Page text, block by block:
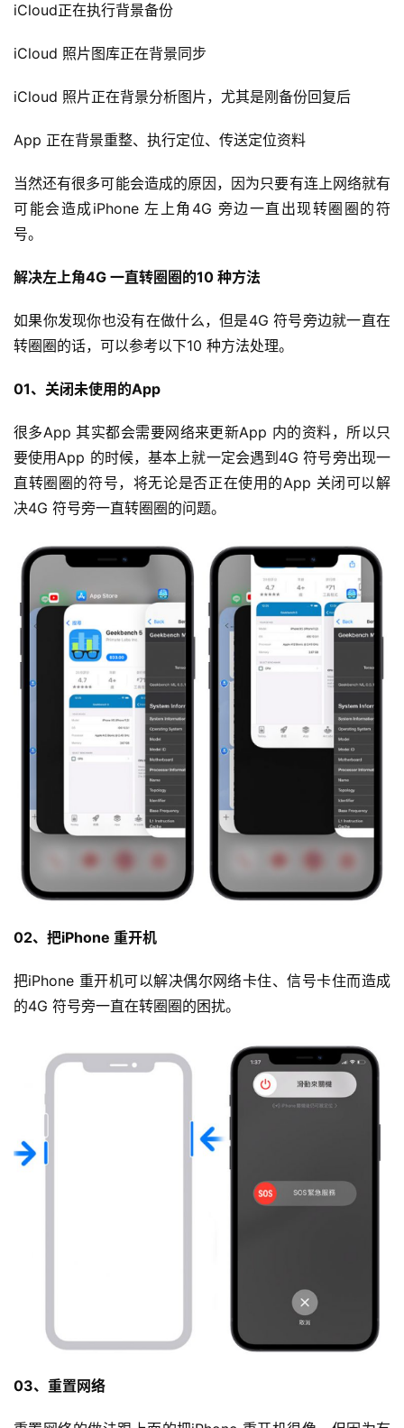
iCloud正在执行背景备份
iCloud 照片图库正在背景同步
iCloud 照片正在背景分析图片，尤其是刚备份回复后
App 正在背景重整、执行定位、传送定位资料
当然还有很多可能会造成的原因，因为只要有连上网络就有
可能会造成iPhone 左上角4G 旁边一直出现转圈圈的符
号。
解决左上角4G 一直转圈圈的10 种方法
如果你发现你也没有在做什么，但是4G 符号旁边就一直在
转圈圈的话，可以参考以下10 种方法处理。
01、关闭未使用的App
很多App 其实都会需要网络来更新App 内的资料，所以只
要使用App 的时候，基本上就一定会遇到4G 符号旁出现一
直转圈圈的符号，将无论是否正在使用的App 关闭可以解
决4G 符号旁一直转圈圈的问题。
02、把iPhone 重开机
把iPhone 重开机可以解决偶尔网络卡住、信号卡住而造成
的4G 符号旁一直在转圈圈的困扰。
03、重置网络